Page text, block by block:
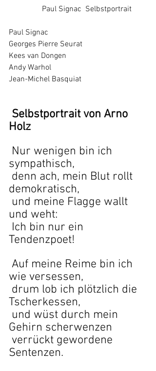
	       Paul Signac  Selbstportrait
Paul Signac
Georges Pierre Seurat
Kees van Dongen
Andy Warhol
Jean-Michel Basquiat
Holz
sympathisch,
demokratisch,
und meine Flagge wallt
und weht:
Ich bin nur ein
Tendenzpoet!
wie versessen,
drum lob ich plötzlich die
Tscherkessen,
und wüst durch mein
Gehirn scherwenzen
verrückt gewordene
Sentenzen.